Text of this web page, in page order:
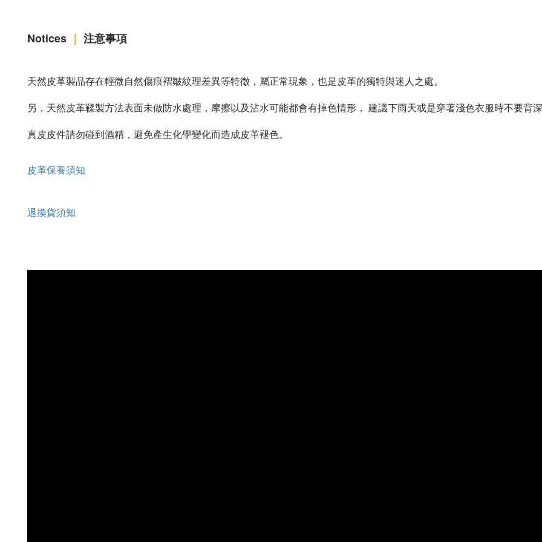
Notices ｜ 注意事項
天然皮革製品存在輕微自然傷痕褶皺紋理差異等特徵，屬正常現象，也是皮革的獨特與迷人之處。
另，天然皮革鞣製方法表面未做防水處理，摩擦以及沾水可能都會有掉色情形， 建議下雨天或是穿著淺色衣服時不要背深
真皮皮件請勿碰到酒精，避免產生化學變化而造成皮革褪色。
皮革保養須知
退換貨須知